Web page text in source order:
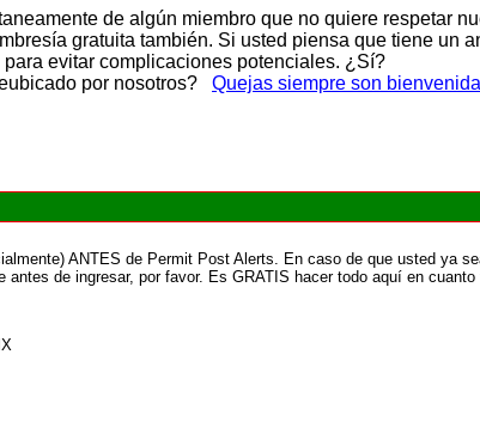
de algún miembro que no quiere respetar
gratuita también. Si usted piensa que tiene un
para evitar complicaciones potenciales. ¿Sí?
por nosotros? Quejas siempre son
ANTES de Permit Post Alerts. En caso de que usted ya
antes de ingresar, por favor. Es GRATIS hacer todo aquí en